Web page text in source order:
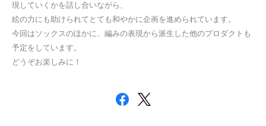
現していくかを話し合いながら、
絵の力にも助けられてとても和やかに企画を進められています。
今回はソックスのほかに、編みの表現から派生した他のプロダクトも
予定をしています。
どうぞお楽しみに！